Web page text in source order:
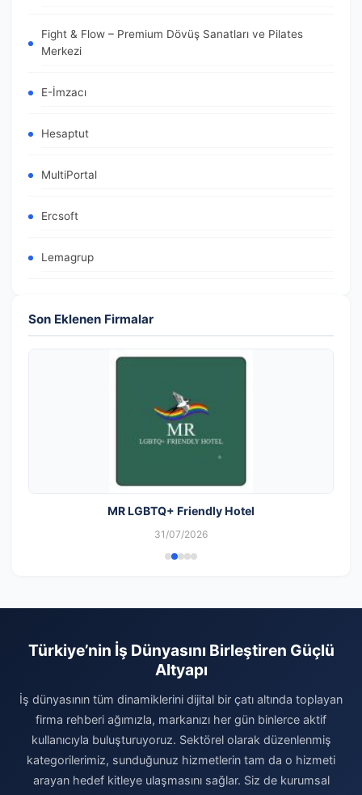
Fight & Flow – Premium Dövüş Sanatları ve Pilates
Merkezi
E-İmzacı
Hesaptut
MultiPortal
Ercsoft
Lemagrup
Son Eklenen Firmalar
MR LGBTQ+ Friendly Hotel
31/07/2026
Türkiye’nin İş Dünyasını Birleştiren Güçlü
Altyapı
İş dünyasının tüm dinamiklerini dijital bir çatı altında toplayan
firma rehberi ağımızla, markanızı her gün binlerce aktif
kullanıcıyla buluşturuyoruz. Sektörel olarak düzenlenmiş
kategorilerimiz, sunduğunuz hizmetlerin tam da o hizmeti
arayan hedef kitleye ulaşmasını sağlar. Siz de kurumsal